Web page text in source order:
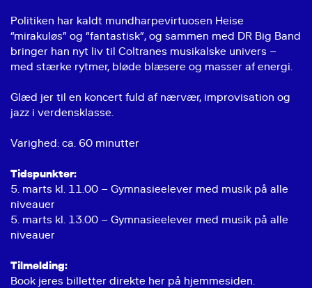
Politiken har kaldt mundharpevirtuosen Heise
“mirakuløs” og “fantastisk”, og sammen med DR Big Band
bringer han nyt liv til Coltranes musikalske univers –
med stærke rytmer, bløde blæsere og masser af energi.
Glæd jer til en koncert fuld af nærvær, improvisation og
jazz i verdensklasse.
Varighed: ca. 60 minutter
Tidspunkter:
5. marts kl. 11.00 – Gymnasieelever med musik på alle
niveauer
5. marts kl. 13.00 – Gymnasieelever med musik på alle
niveauer
Tilmelding:
Book jeres billetter direkte her på hjemmesiden.